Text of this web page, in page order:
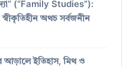
(“Family Studies”):
অথচ সর্বজনীন
ইতিহাস, মিথ ও